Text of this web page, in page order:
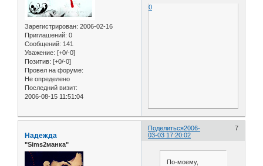
Зарегистрирован: 2006-02-16
Приглашений: 0
Сообщений: 141
Уважение: [+0/-0]
Позитив: [+0/-0]
Провел на форуме:
Не определено
Последний визит:
2006-08-15 11:51:04
0
Поделиться 7
2006-
03-03 17:20:02
Надежда
"Sims2манка"
По-моему,